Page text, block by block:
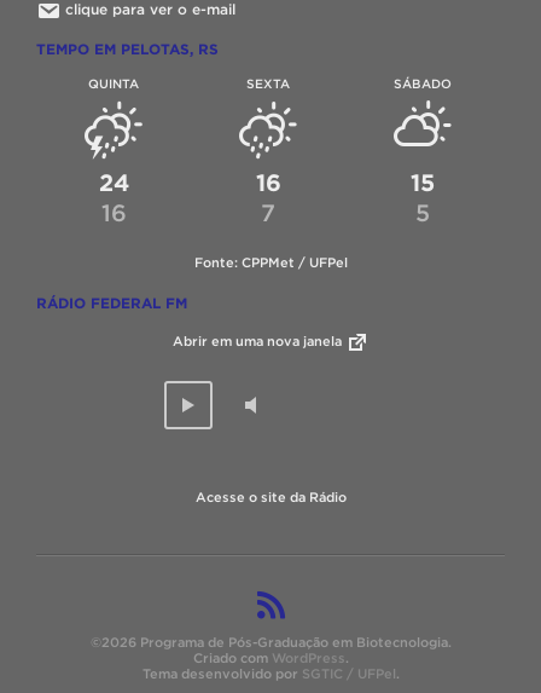
clique para ver o e-mail
TEMPO EM PELOTAS, RS
QUINTA
24
16
SEXTA
16
7
SÁBADO
15
5
Fonte: CPPMet / UFPel
RÁDIO FEDERAL FM
Abrir em uma nova janela
Acesse o site da Rádio
©2026 Programa de Pós-Graduação em Biotecnologia.
Criado com WordPress.
Tema desenvolvido por SGTIC / UFPel.